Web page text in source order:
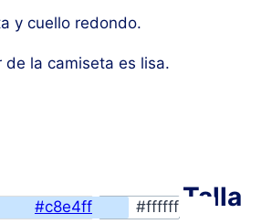
y cuello redondo.
de la camiseta es lisa.
#c8e4ff #ffffff Talla